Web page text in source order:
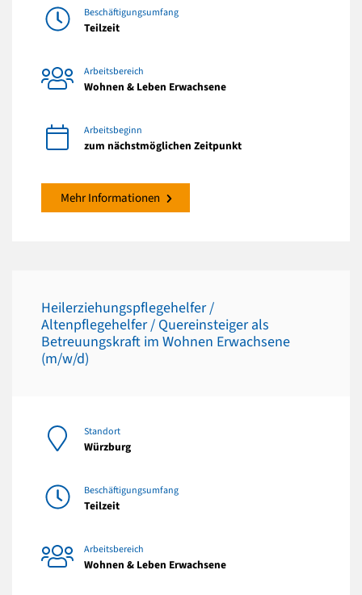
Beschäftigungsumfang
Teilzeit
Arbeitsbereich
Wohnen & Leben Erwachsene
Arbeitsbeginn
zum nächstmöglichen Zeitpunkt
Mehr Informationen
Heilerziehungspflegehelfer /
Altenpflegehelfer / Quereinsteiger als
Betreuungskraft im Wohnen Erwachsene
(m/w/d)
Standort
Würzburg
Beschäftigungsumfang
Teilzeit
Arbeitsbereich
Wohnen & Leben Erwachsene